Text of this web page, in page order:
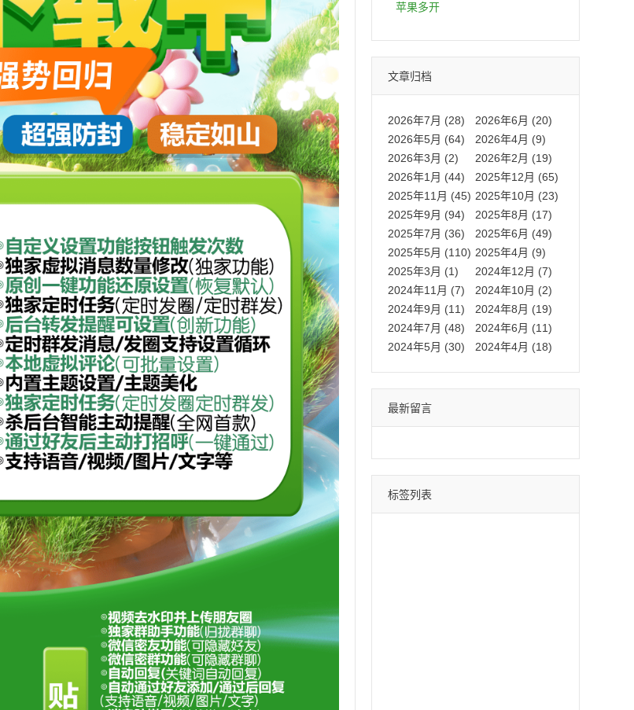
拍卡激活码商城正品保障
苹果多开
文章归档
2026年7月 (28)
2026年6月 (20)
2026年5月 (64)
2026年4月 (9)
2026年3月 (2)
2026年2月 (19)
2026年1月 (44)
2025年12月 (65)
2025年11月 (45) 2025年10月 (23)
2025年9月 (94)
2025年8月 (17)
2025年7月 (36)
2025年6月 (49)
2025年5月 (110) 2025年4月 (9)
2025年3月 (1)
2024年12月 (7)
2024年11月 (7)
2024年10月 (2)
2024年9月 (11)
2024年8月 (19)
2024年7月 (48)
2024年6月 (11)
2024年5月 (30)
2024年4月 (18)
最新留言
标签列表